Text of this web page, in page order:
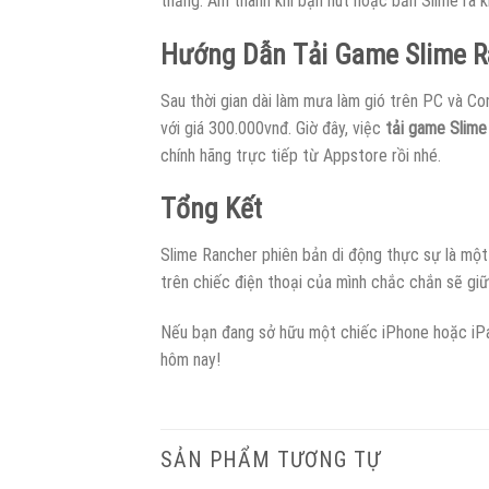
Hướng Dẫn Tải Game Slime
Sau thời gian dài làm mưa làm gió trên PC và
với giá 300.000vnđ. Giờ đây, việc tải game
chính hãng trực tiếp từ Appstore rồi nhé.
Tổng Kết
Slime Rancher phiên bản di động thực sự là
trên chiếc điện thoại của mình chắc chắn sẽ
Nếu bạn đang sở hữu một chiếc iPhone hoặc
hôm nay!
SẢN PHẨM TƯƠNG TỰ